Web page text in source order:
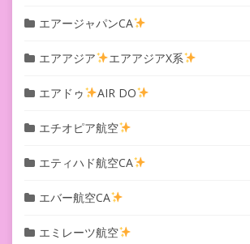
エアージャパンCA
エアアジア エアアジアX系
エアドゥ AIR DO
エチオピア航空
エティハド航空CA
エバー航空CA
エミレーツ航空